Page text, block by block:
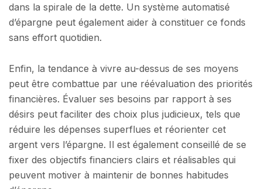
dans la spirale de la dette. Un système automatisé
d’épargne peut également aider à constituer ce fonds
sans effort quotidien.
Enfin, la tendance à vivre au-dessus de ses moyens
peut être combattue par une réévaluation des priorités
financières. Évaluer ses besoins par rapport à ses
désirs peut faciliter des choix plus judicieux, tels que
réduire les dépenses superflues et réorienter cet
argent vers l’épargne. Il est également conseillé de se
fixer des objectifs financiers clairs et réalisables qui
peuvent motiver à maintenir de bonnes habitudes